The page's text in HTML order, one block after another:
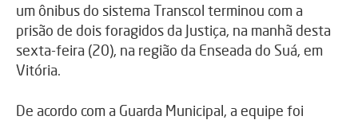
um ônibus do sistema Transcol terminou com a
prisão de dois foragidos da Justiça, na manhã desta
sexta-feira (20), na região da Enseada do Suá, em
Vitória.
De acordo com a Guarda Municipal, a equipe foi